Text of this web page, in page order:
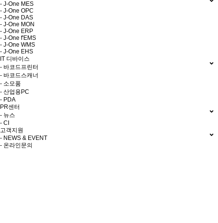
- J-One MES
- J-One OPC
- J-One DAS
- J-One MON
- J-One ERP
- J-One f'EMS
- J-One WMS
- J-One EHS
IT 디바이스
- 바코드프린터
- 바코드스캐너
- 소모품
- 산업용PC
- PDA
PR센터
- 뉴스
- CI
고객지원
- NEWS & EVENT
- 온라인문의